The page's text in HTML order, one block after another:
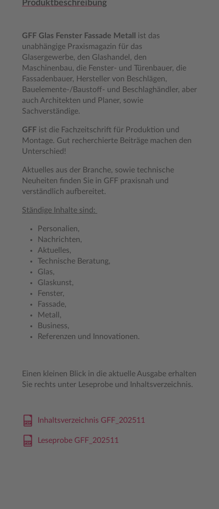
Produktbeschreibung
GFF Glas Fenster Fassade Metall ist das
unabhängige Praxismagazin für das
Glasergewerbe, den Glashandel, den
Maschinenbau, die Fenster- und Türenbauer, die
Fassadenbauer, Hersteller von Beschlägen,
Bauelemente-/Baustoff- und Beschlaghändler, aber
auch Architekten und Planer, sowie
Sachverständige.
GFF ist die Fachzeitschrift für Produktion und
Montage. Gut recherchierte Beiträge machen den
Unterschied!
Aktuelles aus der Branche, sowie technische
Neuheiten finden Sie in GFF praxisnah und
verständlich aufbereitet.
Ständige Inhalte sind:
Personalien,
Nachrichten,
Aktuelles,
Technische Beratung,
Glas,
Glaskunst,
Fenster,
Fassade,
Metall,
Business,
Referenzen und Innovationen.
Einen kleinen Blick in die aktuelle Ausgabe erhalten
Sie rechts unter Leseprobe und Inhaltsverzeichnis.
Inhaltsverzeichnis GFF_202511
Leseprobe GFF_202511